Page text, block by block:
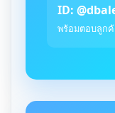
ID:
พร้อมตอบลูกค้